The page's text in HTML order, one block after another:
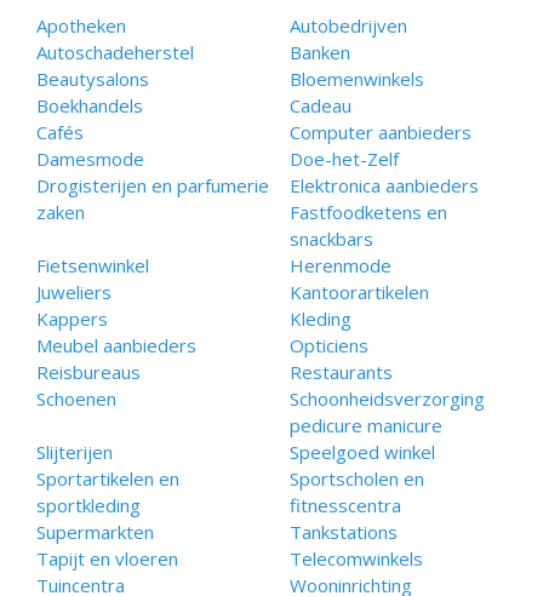
Apotheken
Autobedrijven
Autoschadeherstel
Banken
Beautysalons
Bloemenwinkels
Boekhandels
Cadeau
Cafés
Computer aanbieders
Damesmode
Doe-het-Zelf
Drogisterijen en parfumerie
zaken
Elektronica aanbieders
Fastfoodketens en
snackbars
Fietsenwinkel
Herenmode
Juweliers
Kantoorartikelen
Kappers
Kleding
Meubel aanbieders
Opticiens
Reisbureaus
Restaurants
Schoenen
Schoonheidsverzorging
pedicure manicure
Slijterijen
Speelgoed winkel
Sportartikelen en
sportkleding
Sportscholen en
fitnesscentra
Supermarkten
Tankstations
Tapijt en vloeren
Telecomwinkels
Tuincentra
Wooninrichting